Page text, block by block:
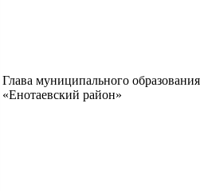
Глава муниципального образования
«Енотаевский